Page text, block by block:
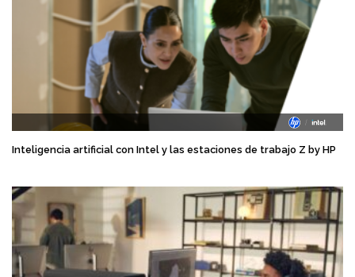
Inteligencia artificial con Intel y las estaciones de trabajo Z by HP